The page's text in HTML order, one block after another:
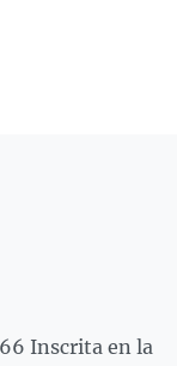
Inscrita en la